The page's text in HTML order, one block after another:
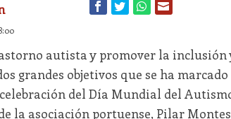
autista y promover la inclusión
grandes objetivos que se ha
del Día Mundial del
la asociación portuense, Pilar